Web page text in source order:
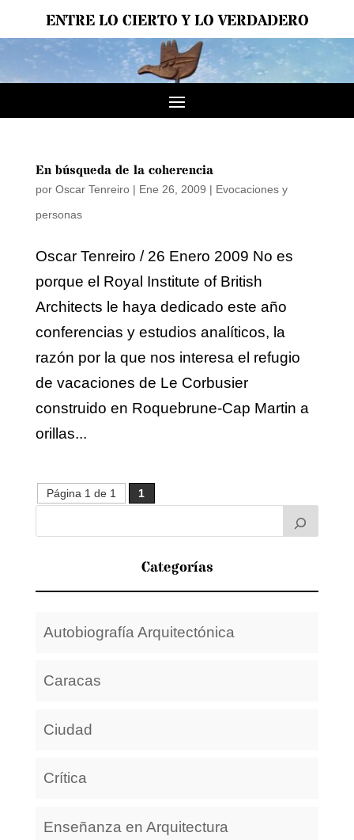
ENTRE LO CIERTO Y LO VERDADERO
En búsqueda de la coherencia
por Oscar Tenreiro| Ene 26, 2009 | Evocaciones y
personas
Oscar Tenreiro / 26 Enero 2009 No es
porque el Royal Institute of British
Architects le haya dedicado este año
conferencias y estudios analíticos, la
razón por la que nos interesa el refugio
de vacaciones de Le Corbusier
construido en Roquebrune-Cap Martin a
orillas...
Página 1 de 1 1
Categorías
Autobiografía Arquitectónica
Caracas
Ciudad
Crítica
Enseñanza en Arquitectura